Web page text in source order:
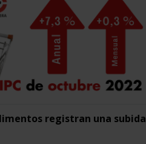
registran una subida